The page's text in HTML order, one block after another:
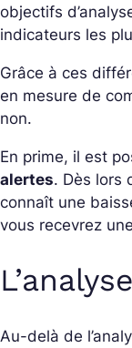
objectifs
indicateurs les
Grâce à ces
en mesure de
non.
En prime, il est
alertes. Dès lors
connaît une
vous recevrez
Au-delà de